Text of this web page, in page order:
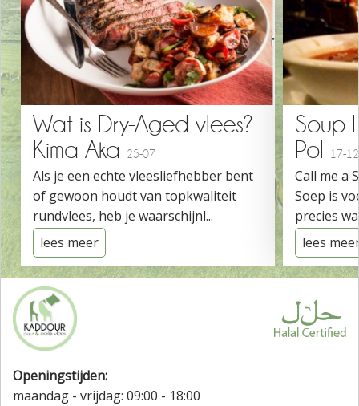
Wat is Dry-Aged vlees?
Kima Aka
25-07
Als je een echte vleesliefhebber bent
of gewoon houdt van topkwaliteit
rundvlees, heb je waarschijnl...
lees meer
Soup
Pol
17-12
Call me a
Soep is
precies
lees
Openingstijden:
maandag - vrijdag: 09:00 - 18:00